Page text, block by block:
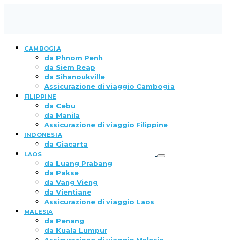
CAMBOGIA
da Phnom Penh
da Siem Reap
da Sihanoukville
Assicurazione di viaggio Cambogia
FILIPPINE
da Cebu
da Manila
Assicurazione di viaggio Filippine
INDONESIA
da Giacarta
LAOS
da Luang Prabang
da Pakse
da Vang Vieng
da Vientiane
Assicurazione di viaggio Laos
MALESIA
da Penang
da Kuala Lumpur